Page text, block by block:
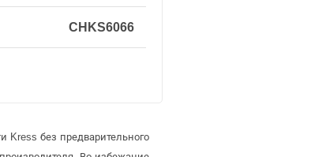
CHKS6066
Kress без предварительного